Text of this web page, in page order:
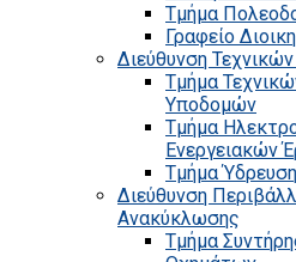
Τμήμα
Γραφείο
Διεύθυνση
Τμήμα
Υποδομών
Τμήμα
Ενεργειακών
Τμήμα
Διεύθυνση
Ανακύκλωσης
Τμήμα